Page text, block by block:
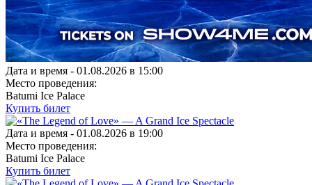
Дата и время - 01.08.2026 в 15:00
Место проведения:
Batumi Ice Palace
Купить билет
Дата и время - 01.08.2026 в 19:00
Место проведения:
Batumi Ice Palace
Купить билет